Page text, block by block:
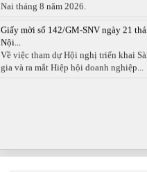
Nội...
Về việc tham dự Hội nghị triển khai
gia và ra mắt Hiệp hội doanh nghiệp...